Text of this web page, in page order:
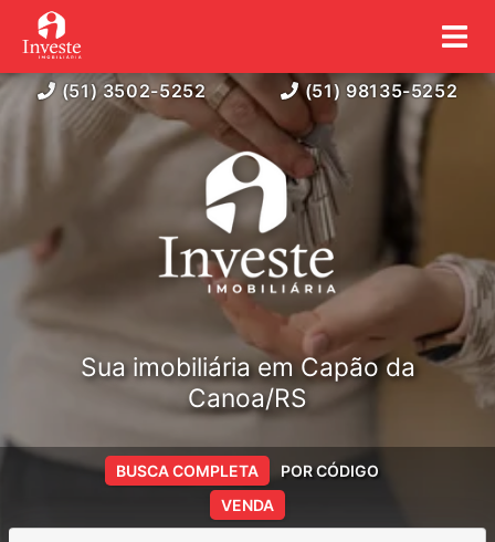
(51) 3502-5252 (51) 98135-5252
Sua imobiliária em Capão da
Canoa/RS
VENDA
BUSCA COMPLETA POR CÓDIGO